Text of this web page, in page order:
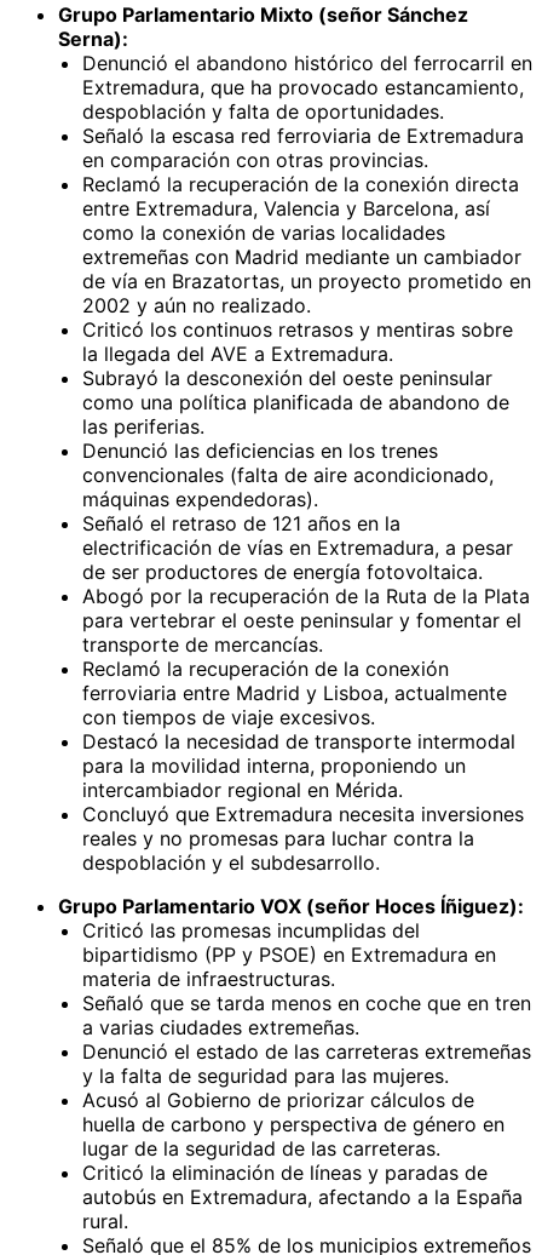
Grupo Parlamentario Mixto (señor Sánchez
Serna):
Denunció el abandono histórico del ferrocarril en
Extremadura, que ha provocado estancamiento,
despoblación y falta de oportunidades.
Señaló la escasa red ferroviaria de Extremadura
en comparación con otras provincias.
Reclamó la recuperación de la conexión directa
entre Extremadura, Valencia y Barcelona, así
como la conexión de varias localidades
extremeñas con Madrid mediante un cambiador
de vía en Brazatortas, un proyecto prometido en
2002 y aún no realizado.
Criticó los continuos retrasos y mentiras sobre
la llegada del AVE a Extremadura.
Subrayó la desconexión del oeste peninsular
como una política planificada de abandono de
las periferias.
Denunció las deficiencias en los trenes
convencionales (falta de aire acondicionado,
máquinas expendedoras).
Señaló el retraso de 121 años en la
electrificación de vías en Extremadura, a pesar
de ser productores de energía fotovoltaica.
Abogó por la recuperación de la Ruta de la Plata
para vertebrar el oeste peninsular y fomentar el
transporte de mercancías.
Reclamó la recuperación de la conexión
ferroviaria entre Madrid y Lisboa, actualmente
con tiempos de viaje excesivos.
Destacó la necesidad de transporte intermodal
para la movilidad interna, proponiendo un
intercambiador regional en Mérida.
Concluyó que Extremadura necesita inversiones
reales y no promesas para luchar contra la
despoblación y el subdesarrollo.
Grupo Parlamentario VOX (señor Hoces Íñiguez):
Criticó las promesas incumplidas del
bipartidismo (PP y PSOE) en Extremadura en
materia de infraestructuras.
Señaló que se tarda menos en coche que en tren
a varias ciudades extremeñas.
Denunció el estado de las carreteras extremeñas
y la falta de seguridad para las mujeres.
Acusó al Gobierno de priorizar cálculos de
huella de carbono y perspectiva de género en
lugar de la seguridad de las carreteras.
Criticó la eliminación de líneas y paradas de
autobús en Extremadura, afectando a la España
rural.
Señaló que el 85% de los municipios extremeños